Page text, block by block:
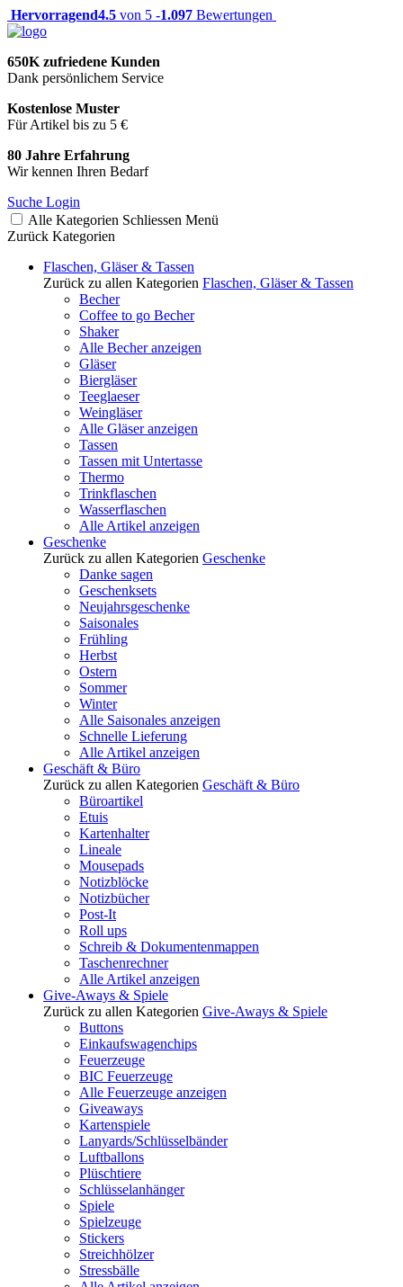
Hervorragend4.5 von 5 -1.097 Bewertungen
650K zufriedene Kunden
Dank persönlichem Service
Kostenlose Muster
Für Artikel bis zu 5 €
80 Jahre Erfahrung
Wir kennen Ihren Bedarf
Suche Login
Alle Kategorien Schliessen Menü
Zurück Kategorien
Flaschen, Gläser & Tassen
Zurück zu allen Kategorien Flaschen, Gläser & Tassen
Becher
Coffee to go Becher
Shaker
Alle Becher anzeigen
Gläser
Biergläser
Teeglaeser
Weingläser
Alle Gläser anzeigen
Tassen
Tassen mit Untertasse
Thermo
Trinkflaschen
Wasserflaschen
Alle Artikel anzeigen
Geschenke
Zurück zu allen Kategorien Geschenke
Danke sagen
Geschenksets
Neujahrsgeschenke
Saisonales
Frühling
Herbst
Ostern
Sommer
Winter
Alle Saisonales anzeigen
Schnelle Lieferung
Alle Artikel anzeigen
Geschäft & Büro
Zurück zu allen Kategorien Geschäft & Büro
Büroartikel
Etuis
Kartenhalter
Lineale
Mousepads
Notizblöcke
Notizbücher
Post-It
Roll ups
Schreib & Dokumentenmappen
Taschenrechner
Alle Artikel anzeigen
Give-Aways & Spiele
Zurück zu allen Kategorien Give-Aways & Spiele
Buttons
Einkaufswagenchips
Feuerzeuge
BIC Feuerzeuge
Alle Feuerzeuge anzeigen
Giveaways
Kartenspiele
Lanyards/Schlüsselbänder
Luftballons
Plüschtiere
Schlüsselanhänger
Spiele
Spielzeuge
Stickers
Streichhölzer
Stressbälle